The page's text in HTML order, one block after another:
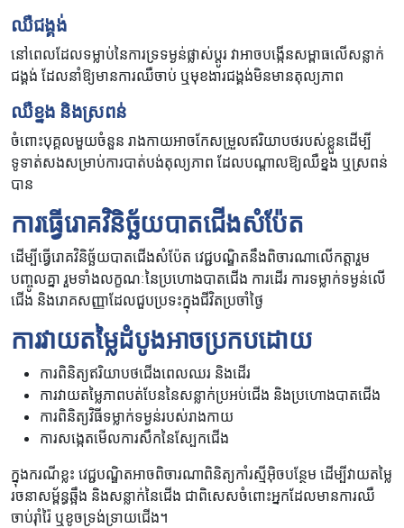
ឈឺជង្គង់
នៅពេលដែលទម្លាប់នៃការទ្រទម្ងន់ផ្លាស់ប្តូរ វាអាចបង្កើនសម្ពាធលើសន្លាក់
ជង្គង់ ដែលនាំឱ្យមានការឈឺចាប់ ឬមុខងារជង្គង់មិនមានតុល្យភាព
ឈឺខ្នង និងស្រពន់
ចំពោះបុគ្គលមួយចំនួន រាងកាយអាចកែសម្រួលឥរិយាបថរបស់ខ្លួនដើម្បី
ទូទាត់សងសម្រាប់ការបាត់បង់តុល្យភាព ដែលបណ្តាលឱ្យឈឺខ្នង ឬស្រពន់
បាន
ការធ្វើរោគវិនិច្ឆ័យបាតជើងសំប៉ែត
ដើម្បីធ្វើរោគវិនិច្ឆ័យបាតជើងសំប៉ែត វេជ្ជបណ្ឌិតនឹងពិចារណាលើកត្តារួម
បញ្ចូលគ្នា រួមទាំងលក្ខណៈនៃប្រហោងបាតជើង ការដើរ ការទម្លាក់ទម្ងន់លើ
ជើង និងរោគសញ្ញាដែលជួបប្រទះក្នុងជីវិតប្រចាំថ្ងៃ
ការវាយតម្លៃដំបូងអាចប្រកបដោយ
ការពិនិត្យឥរិយាបថជើងពេលឈរ និងដើរ
ការវាយតម្លៃភាពបត់បែននៃសន្លាក់ប្រអប់ជើង និងប្រហោងបាតជើង
ការពិនិត្យវិធីទម្លាក់ទម្ងន់របស់រាងកាយ
ការសង្កេតមើលការសឹកនៃស្បែកជើង
ក្នុងករណីខ្លះ វេជ្ជបណ្ឌិតអាចពិចារណាពិនិត្យកាំរស្មីអ៊ិចបន្ថែម ដើម្បីវាយតម្លៃ
រចនាសម្ព័ន្ធឆ្អឹង និងសន្លាក់នៃជើង ជាពិសេសចំពោះអ្នកដែលមានការឈឺ
ចាប់រ៉ាំរ៉ៃ ឬខូចទ្រង់ទ្រាយជើង។